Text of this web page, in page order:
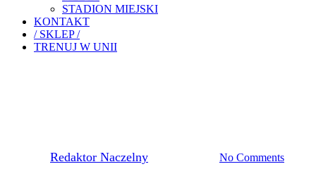
STADION MIEJSKI
KONTAKT
/ SKLEP /
TRENUJ W UNII
Redaktor Naczelny No Comments